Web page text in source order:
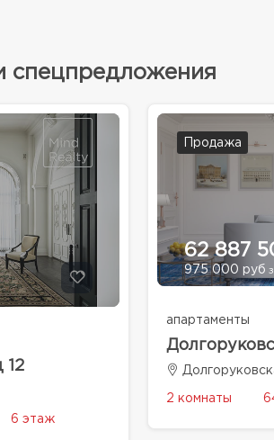
спецпредложения
12
6 этаж
Продажа
62 887
975 000 руб
апартаменты
2 комнаты